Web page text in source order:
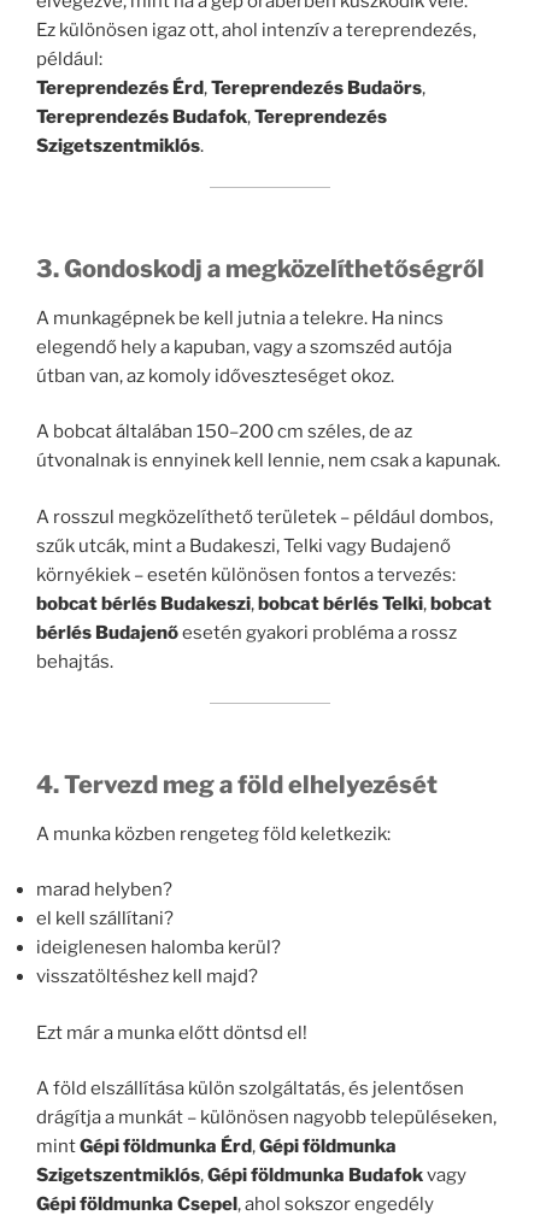
Ez különösen igaz ott, ahol intenzív a tereprendezés,
például:
Tereprendezés Érd,Tereprendezés Budaörs,
Tereprendezés Budafok,Tereprendezés
Szigetszentmiklós.
3. Gondoskodj a megközelíthetőségről
A munkagépnek be kell jutnia a telekre. Ha nincs
elegendő hely a kapuban, vagy a szomszéd autója
útban van, az komoly időveszteséget okoz.
A bobcat általában 150–200 cm széles, de az
útvonalnak is ennyinek kell lennie, nem csak a kapunak.
A rosszul megközelíthető területek – például dombos,
szűk utcák, mint a Budakeszi, Telki vagy Budajenő
környékiek – esetén különösen fontos a tervezés:
bobcat bérlés Budakeszi,bobcat bérlés Telki,bobcat
bérlés Budajenőesetén gyakori probléma a rossz
behajtás.
4. Tervezd meg a föld elhelyezését
A munka közben rengeteg föld keletkezik:
marad helyben?
el kell szállítani?
ideiglenesen halomba kerül?
visszatöltéshez kell majd?
Ezt már a munka előtt döntsd el!
A föld elszállítása külön szolgáltatás, és jelentősen
drágítja a munkát – különösen nagyobb településeken,
mintGépi földmunka Érd,Gépi földmunka
Szigetszentmiklós,Gépi földmunka Budafokvagy
Gépi földmunka Csepel , ahol sokszor engedély